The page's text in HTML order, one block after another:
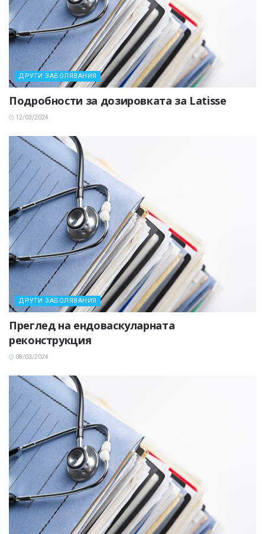
ДРУГИ ЗАБОЛЯВАНИЯ
Подробности за дозировката за Latisse
12/03/2024
ДРУГИ ЗАБОЛЯВАНИЯ
Преглед на ендоваскуларната
реконструкция
08/03/2024